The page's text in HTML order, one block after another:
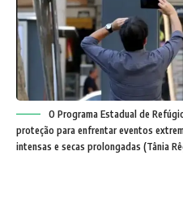
O Programa Estadual de
proteção para enfrentar eventos
intensas e secas prolongadas (Tânia